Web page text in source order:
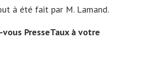
à été fait par M. Lamand.
PresseTaux à votre